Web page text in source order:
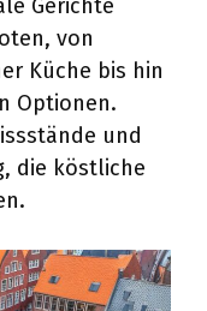
Gerichte
von
Küche bis hin
Optionen.
und
die köstliche